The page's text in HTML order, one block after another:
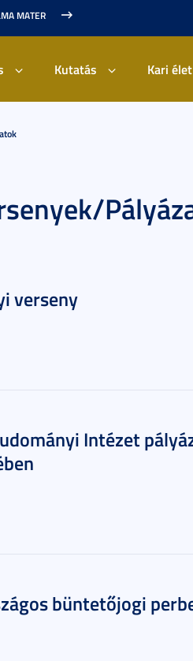
MATER
Kutatás Kari élet
verseny
Intézet
büntetőjogi